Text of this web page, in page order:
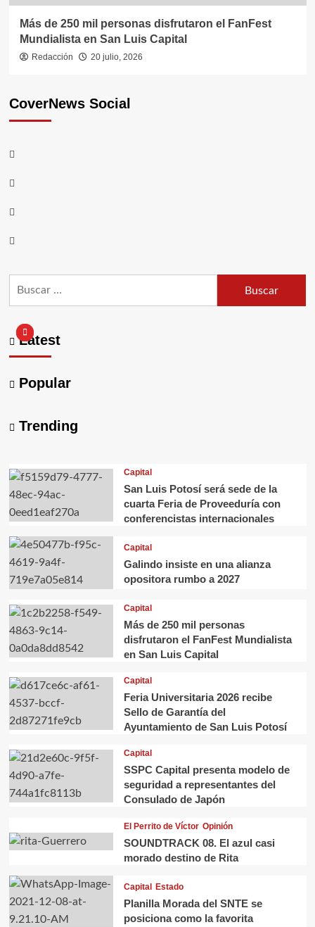
Más de 250 mil personas disfrutaron el FanFest
Mundialista en San Luis Capital
Redacción 20 julio, 2026
CoverNews Social
Youtube
Vimeo
Facebook
Twitter
Latest
Popular
Trending
Capital
San Luis Potosí será sede de la
cuarta Feria de Proveeduría con
conferencistas internacionales
Capital
Galindo insiste en una alianza
opositora rumbo a 2027
Capital
Más de 250 mil personas
disfrutaron el FanFest Mundialista
en San Luis Capital
Capital
Feria Universitaria 2026 recibe
Sello de Garantía del
Ayuntamiento de San Luis Potosí
Capital
SSPC Capital presenta modelo de
seguridad a representantes del
Consulado de Japón
El Perrito de Víctor Opinión
SOUNDTRACK 08. El azul casi
morado destino de Rita
Capital Estado
Planilla Morada del SNTE se
posiciona como la favorita